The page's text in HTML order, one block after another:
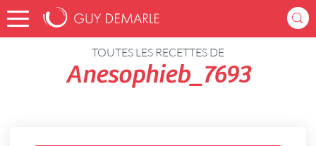
Accueil Recettes
TOUTES LES RECETTES DE
Anesophieb_7693